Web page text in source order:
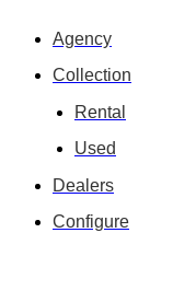
Agency
Collection
Rental
Used
Dealers
Configure